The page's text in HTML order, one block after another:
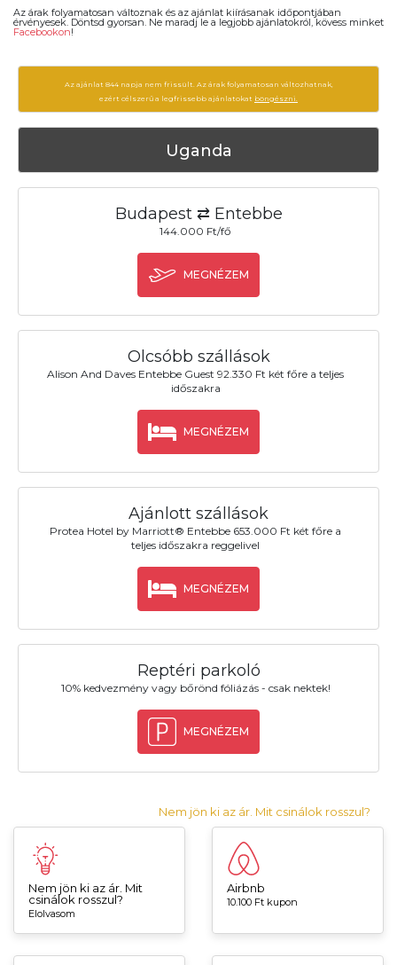
Az árak folyamatosan változnak és az ajánlat kiírásanak időpontjában
érvényesek. Döntsd gyorsan. Ne maradj le a legjobb ajánlatokról, kövess minket
Facebookon!
Az ajánlat 844 napja nem frissült. Az árak folyamatosan változhatnak,
ezért célszerű a legfrissebb ajánlatokat böngészni.
Uganda
Budapest ⇄ Entebbe
144.000 Ft/fő
MEGNÉZEM
Olcsóbb szállások
Alison And Daves Entebbe Guest 92.330 Ft két főre a teljes
időszakra
MEGNÉZEM
Ajánlott szállások
Protea Hotel by Marriott® Entebbe 653.000 Ft két főre a
teljes időszakra reggelivel
MEGNÉZEM
Reptéri parkoló
10% kedvezmény vagy bőrönd fóliázás - csak nektek!
MEGNÉZEM
Nem jön ki az ár. Mit csinálok rosszul?
Nem jön ki az ár. Mit
csinálok rosszul?
Elolvasom
Airbnb
10.100 Ft kupon